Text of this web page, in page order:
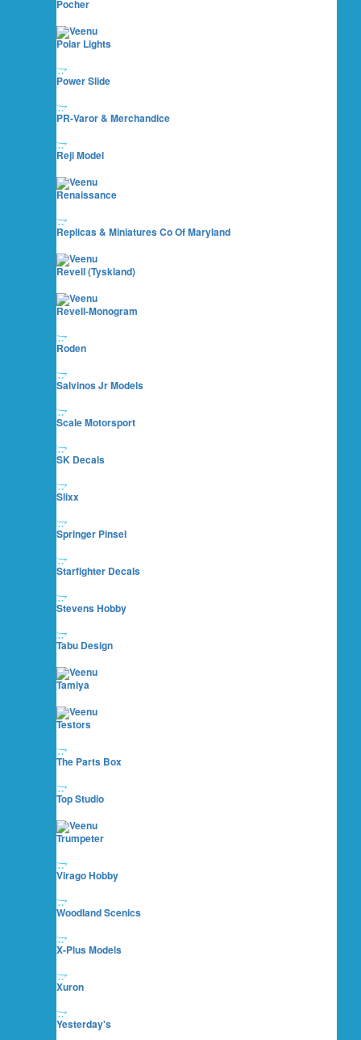
Pocher
Polar Lights
Power Slide
PR-Varor & Merchandice
Reji Model
Renaissance
Replicas & Miniatures Co Of Maryland
Revell (Tyskland)
Revell-Monogram
Roden
Salvinos Jr Models
Scale Motorsport
SK Decals
Slixx
Springer Pinsel
Starfighter Decals
Stevens Hobby
Tabu Design
Tamiya
Testors
The Parts Box
Top Studio
Trumpeter
Virago Hobby
Woodland Scenics
X-Plus Models
Xuron
Yesterday's